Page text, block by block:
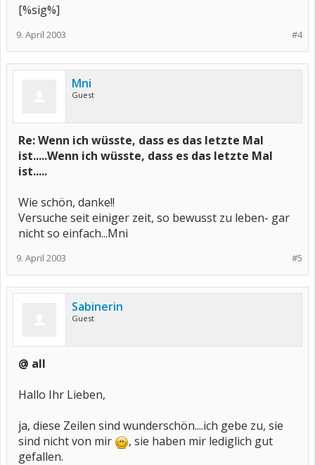
[%sig%]
#4
9. April 2003
Mni
Guest
Re: Wenn ich wüsste, dass es das letzte Mal
ist.....Wenn ich wüsste, dass es das letzte Mal
ist.....
Wie schön, danke!!
Versuche seit einiger zeit, so bewusst zu leben- gar
nicht so einfach...Mni
#5
9. April 2003
Sabinerin
Guest
@ all
Hallo Ihr Lieben,
ja, diese Zeilen sind wunderschön....ich gebe zu, sie
sind nicht von mir
, sie haben mir lediglich gut
gefallen.